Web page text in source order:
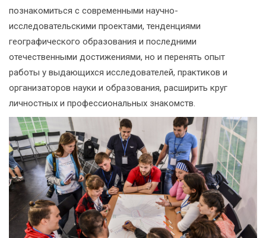
познакомиться с современными научно-
исследовательскими проектами, тенденциями
географического образования и последними
отечественными достижениями, но и перенять опыт
работы у выдающихся исследователей, практиков и
организаторов науки и образования, расширить круг
личностных и профессиональных знакомств.